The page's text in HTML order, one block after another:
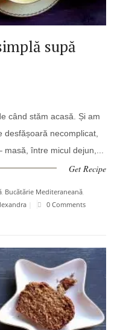
supă
când stăm acasă. Și am
desfășoară necomplicat,
între micul dejun,...
Get Recipe
, Bucătărie Mediteraneană,
| 0 Comments